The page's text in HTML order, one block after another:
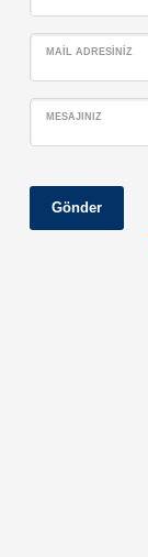
MAIL ADRESINIZ
MESAJINIZ
Gönder